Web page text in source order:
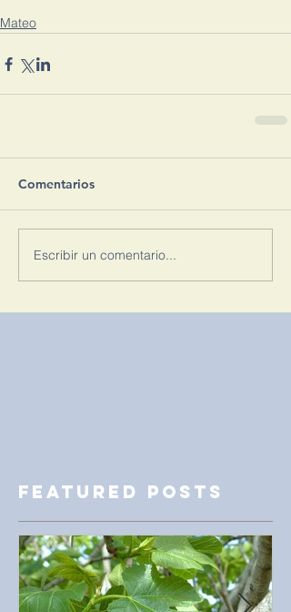
Mateo
Comentarios
Escribir un comentario...
Featured Posts